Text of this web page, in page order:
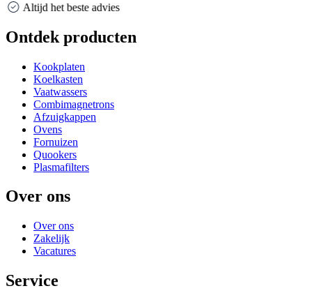
Altijd het beste advies
Ontdek producten
Kookplaten
Koelkasten
Vaatwassers
Combimagnetrons
Afzuigkappen
Ovens
Fornuizen
Quookers
Plasmafilters
Over ons
Over ons
Zakelijk
Vacatures
Service